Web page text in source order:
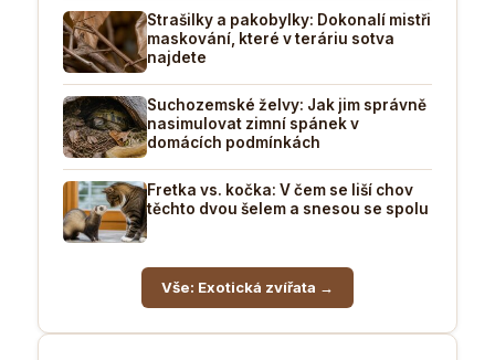
Strašilky a pakobylky: Dokonalí mistři
maskování, které v teráriu sotva
najdete
Suchozemské želvy: Jak jim správně
nasimulovat zimní spánek v
domácích podmínkách
Fretka vs. kočka: V čem se liší chov
těchto dvou šelem a snesou se spolu
Vše: Exotická zvířata →